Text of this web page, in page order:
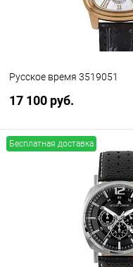
Русское время 3519051
17 100 руб.
В
Купить в 1 клик
Бесплатная доставка